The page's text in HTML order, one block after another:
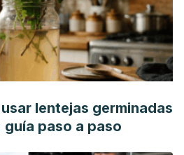
lentejas germinadas
paso a paso